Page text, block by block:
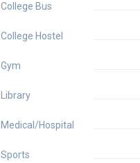
College Bus
College Hostel
Gym
Library
Medical/Hospital
Sports